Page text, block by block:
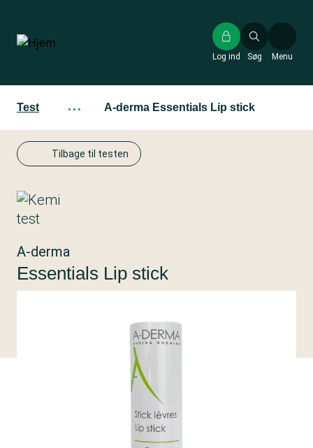
hovedindhold
Søg
Log ind Menu
Test ··· A-derma Essentials Lip stick
Tilbage til testen
A-derma
Essentials Lip stick